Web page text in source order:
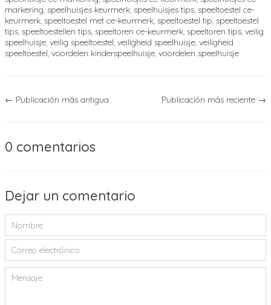
markering, speelhuisjes keurmerk, speelhuisjes tips, speeltoestel ce-
keurmerk, speeltoestel met ce-keurmerk, speeltoestel tip, speeltoestel
tips, speeltoestellen tips, speeltoren ce-keurmerk, speeltoren tips, veilig
speelhuisje, veilig speeltoestel, veiligheid speelhuisje, veiligheid
speeltoestel, voordelen kinderspeelhuisje, voordelen speelhuisje
← Publicación más antigua Publicación más reciente →
0 comentarios
Dejar un comentario
Nombre
Correo
electrónico
Mensaje